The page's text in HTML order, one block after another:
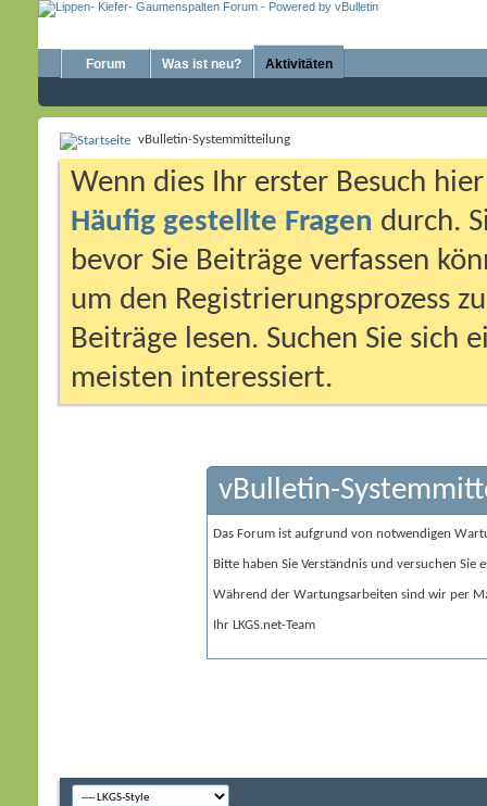
Forum Was ist neu? Aktivitäten
vBulletin-Systemmitteilung
Wenn dies Ihr erster Besuch
Häufig gestellte Fragen durch.
bevor Sie Beiträge verfassen
um den Registrierungsprozess
Beiträge lesen. Suchen Sie sich
meisten interessiert.
vBulletin-
Das Forum ist aufgrund von notwendigen
Bitte haben Sie Verständnis und versuchen Sie
Während der Wartungsarbeiten sind wir per
Ihr LKGS.net-Team